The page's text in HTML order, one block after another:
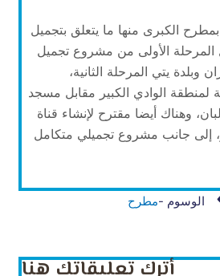
بمطرح الكبرى منها ما يتعلق بتجميل
السيفة، حيث يذكر بأنه قد تم عام 2013-2014م تجميل المرحلة الأولى من مشروع تجميل
يتي المرحلة الثانية،
الوادي الكبير مقابل مسجد
وهناك أيضا مقترح لإنشاء قناة
إلى جانب مشروع تجميلي متكامل
الوسوم -مطرح
أترك تعليقاتك هنا